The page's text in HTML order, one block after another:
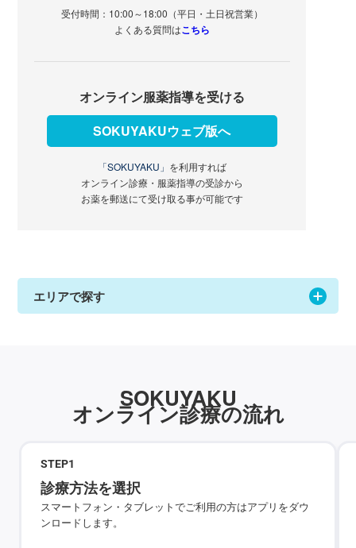
受付時間：10:00～18:00（平日・土日祝営業）
よくある質問はこちら
オンライン服薬指導を受ける
SOKUYAKUウェブ版へ
「SOKUYAKU」 を利用すれば
オンライン診療・服薬指導の受診から
お薬を郵送にて受け取る事が可能です
エリアで探す
SOKUYAKU
オンライン診療の流れ
STEP1
診療方法を選択
スマートフォン・タブレットでご利用の方はアプリをダウ
ンロードします。